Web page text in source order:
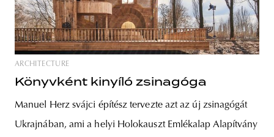
ARCHITECTURE
Könyvként kinyíló zsinagóga
Manuel Herz svájci építész tervezte azt az új zsinagógát
Ukrajnában, ami a helyi Holokauszt Emlékalap Alapítvány